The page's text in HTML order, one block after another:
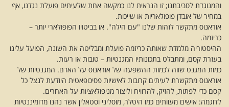
והמנוגדת לסביבתנו; זו הנראית לנו כמקשה אחת שלעיתים פועלת נגדנו, אף
במחיר של אובדן פופולאריות או שייכות.
אוראנוס מתקשר לזהות שלנו "עם הילה". או בביטויו הפופולארי יותר –
כריזמה.
ההיסטוריה מלמדת שאותה כריזמה פועלת ומבליטה את השונה, הפועל עלינו
בעזרת קסם, ומתבלט בתכונותיו המגנטיות – טובות או רעות.
כמות המגנט שווה לכמות ההשפעה של אוראנוס על האדם. המגנטיות של
אוראנוס מתקשרת לעיתים קרובות לאישיות פסיכופאטית היודעת לנצל כל
קסם כדי לפתות, להזיק, להרוויח וליצור מניפולאציות על האחרים.
לדוגמה: אישים מעוותים כמו היטלר, מוסליני וסטאלין אשר נהנו מדומיננטיות